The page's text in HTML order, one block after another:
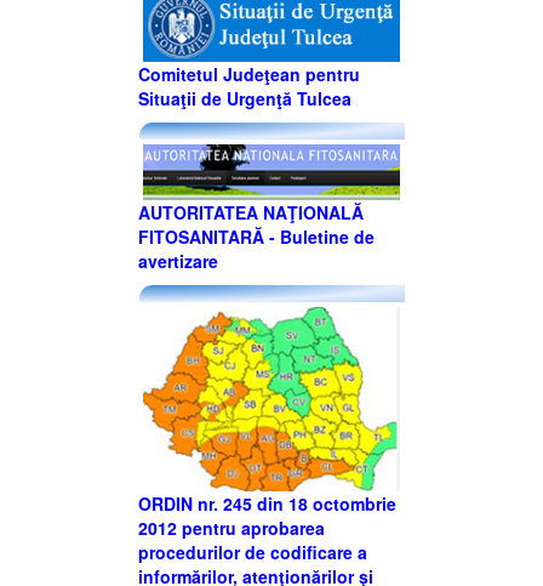
Comitetul Judeţean pentru
Situaţii de Urgenţă Tulcea
AUTORITATEA NAŢIONALĂ
FITOSANITARĂ - Buletine de
avertizare
ORDIN nr. 245 din 18 octombrie
2012 pentru aprobarea
procedurilor de codificare a
informărilor, atenţionărilor şi